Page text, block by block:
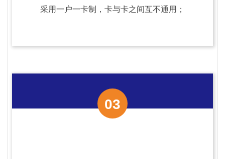
采用一户一卡制，卡与卡之间互不通用；
03